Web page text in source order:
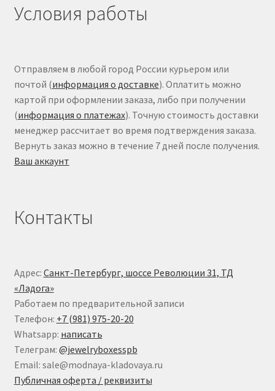
Условия работы
Отправляем в любой город России курьером или
почтой (информация о доставке). Оплатить можно
картой при оформлении заказа, либо при получении
(информация о платежах). Точную стоимость доставки
менеджер рассчитает во время подтверждения заказа.
Вернуть заказ можно в течение 7 дней после получения.
Ваш аккаунт
Контакты
Адрес: Санкт-Петербург, шоссе Революции 31, ТД
«Ладога»
Работаем по предварительной записи
Телефон: +7 (981) 975-20-20
Whatsapp: написать
Телеграм: @jewelryboxesspb
Email: sale@modnaya-kladovaya.ru
Публичная оферта / реквизиты